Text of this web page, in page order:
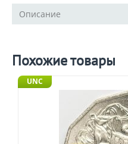
Описание
Похожие товары
UNC